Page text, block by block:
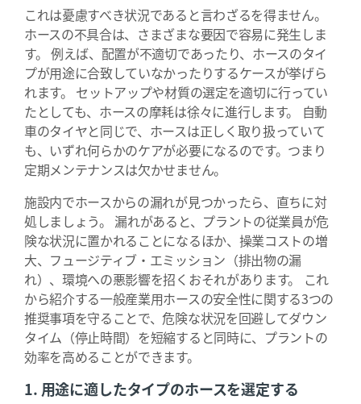
これは憂慮すべき状況であると言わざるを得ません。
ホースの不具合は、さまざまな要因で容易に発生しま
す。 例えば、配置が不適切であったり、ホースのタイ
プが用途に合致していなかったりするケースが挙げら
れます。 セットアップや材質の選定を適切に行ってい
たとしても、ホースの摩耗は徐々に進行します。 自動
車のタイヤと同じで、ホースは正しく取り扱っていて
も、いずれ何らかのケアが必要になるのです。つまり
定期メンテナンスは欠かせません。
施設内でホースからの漏れが見つかったら、直ちに対
処しましょう。 漏れがあると、プラントの従業員が危
険な状況に置かれることになるほか、操業コストの増
大、フュージティブ・エミッション（排出物の漏
れ）、環境への悪影響を招くおそれがあります。 これ
から紹介する一般産業用ホースの安全性に関する3つの
推奨事項を守ることで、危険な状況を回避してダウン
タイム（停止時間）を短縮すると同時に、プラントの
効率を高めることができます。
1. 用途に適したタイプのホースを選定する